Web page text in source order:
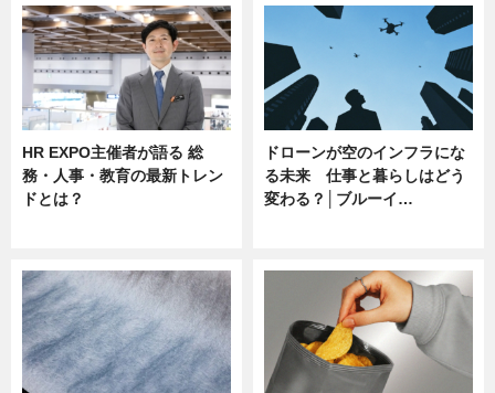
HR EXPO主催者が語る 総
務・人事・教育の最新トレン
ドとは？
ドローンが空のインフラにな
る未来 仕事と暮らしはどう
変わる？│ブルーイ…